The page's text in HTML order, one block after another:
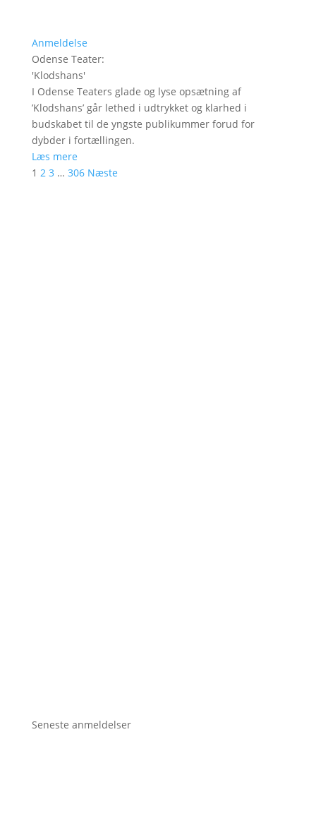
Anmeldelse
Odense Teater:
'Klodshans'
I Odense Teaters glade og lyse opsætning af
’Klodshans’ går lethed i udtrykket og klarhed i
budskabet til de yngste publikummer forud for
dybder i fortællingen.
Læs mere
1 2 3 … 306 Næste
Seneste anmeldelser